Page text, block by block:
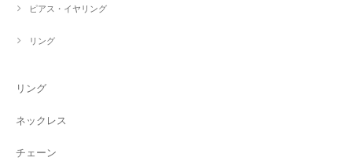
ピアス・イヤリング
リング
リング
ネックレス
チェーン